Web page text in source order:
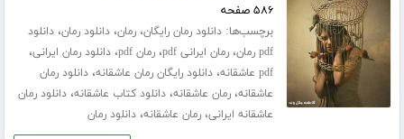
۵۸۶ صفحه
برچسب‌ها:دانلود رمان رایگان،رمان،دانلود رمان،دانلود
pdf رمان
،رمان ایرانی pdf ،رمان pdf ،دانلود رمان ایرانی،
pdf عاشقانه ،دانلود رایگان رمان عاشقانه،دانلود رمان
عاشقانه،رمان عاشقانه،دانلود کتاب عاشقانه،دانلود رمان
عاشقانه ایرانی،رمان عاشقانه،دانلود رمان